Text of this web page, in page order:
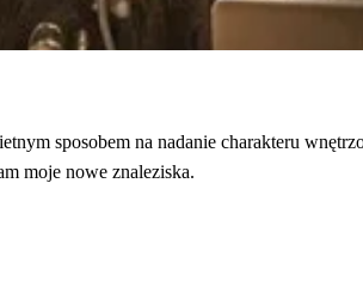
sposobem na nadanie charakteru
moje nowe znaleziska.